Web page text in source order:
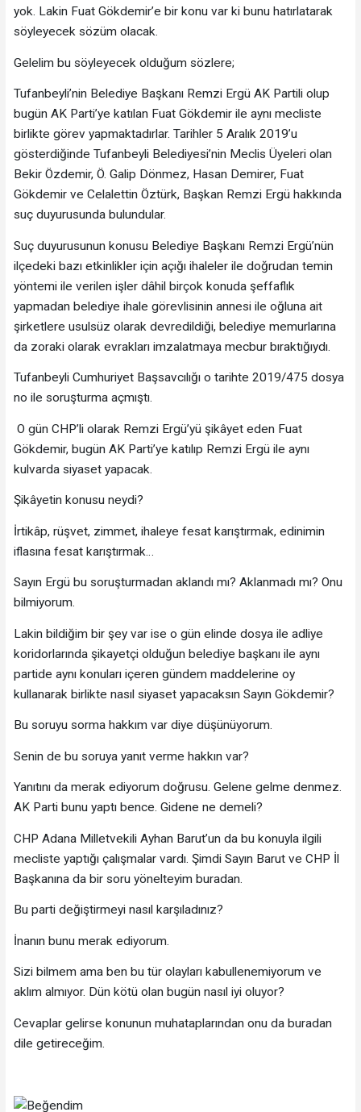
yok. Lakin Fuat Gökdemir’e bir konu var ki bunu hatırlatarak
söyleyecek sözüm olacak.
Gelelim bu söyleyecek olduğum sözlere;
Tufanbeyli’nin Belediye Başkanı Remzi Ergü AK Partili olup
bugün AK Parti’ye katılan Fuat Gökdemir ile aynı mecliste
birlikte görev yapmaktadırlar. Tarihler 5 Aralık 2019’u
gösterdiğinde Tufanbeyli Belediyesi’nin Meclis Üyeleri olan
Bekir Özdemir, Ö. Galip Dönmez, Hasan Demirer, Fuat
Gökdemir ve Celalettin Öztürk, Başkan Remzi Ergü hakkında
suç duyurusunda bulundular.
Suç duyurusunun konusu Belediye Başkanı Remzi Ergü’nün
ilçedeki bazı etkinlikler için açığı ihaleler ile doğrudan temin
yöntemi ile verilen işler dâhil birçok konuda şeffaflık
yapmadan belediye ihale görevlisinin annesi ile oğluna ait
şirketlere usulsüz olarak devredildiği, belediye memurlarına
da zoraki olarak evrakları imzalatmaya mecbur bıraktığıydı.
Tufanbeyli Cumhuriyet Başsavcılığı o tarihte 2019/475 dosya
no ile soruşturma açmıştı.
O gün CHP’li olarak Remzi Ergü’yü şikâyet eden Fuat
Gökdemir, bugün AK Parti’ye katılıp Remzi Ergü ile aynı
kulvarda siyaset yapacak.
Şikâyetin konusu neydi?
İrtikâp, rüşvet, zimmet, ihaleye fesat karıştırmak, edinimin
iflasına fesat karıştırmak…
Sayın Ergü bu soruşturmadan aklandı mı? Aklanmadı mı? Onu
bilmiyorum.
Lakin bildiğim bir şey var ise o gün elinde dosya ile adliye
koridorlarında şikayetçi olduğun belediye başkanı ile aynı
partide aynı konuları içeren gündem maddelerine oy
kullanarak birlikte nasıl siyaset yapacaksın Sayın Gökdemir?
Bu soruyu sorma hakkım var diye düşünüyorum.
Senin de bu soruya yanıt verme hakkın var?
Yanıtını da merak ediyorum doğrusu. Gelene gelme denmez.
AK Parti bunu yaptı bence. Gidene ne demeli?
CHP Adana Milletvekili Ayhan Barut’un da bu konuyla ilgili
mecliste yaptığı çalışmalar vardı. Şimdi Sayın Barut ve CHP İl
Başkanına da bir soru yönelteyim buradan.
Bu parti değiştirmeyi nasıl karşıladınız?
İnanın bunu merak ediyorum.
Sizi bilmem ama ben bu tür olayları kabullenemiyorum ve
aklım almıyor. Dün kötü olan bugün nasıl iyi oluyor?
Cevaplar gelirse konunun muhataplarından onu da buradan
dile getireceğim.